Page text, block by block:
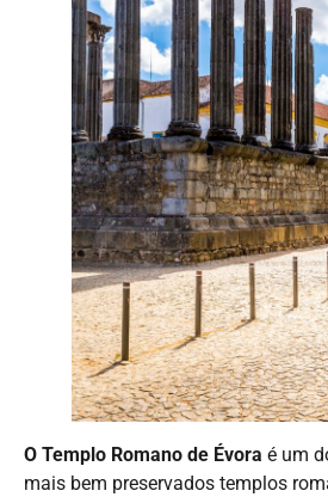
O Templo Romano de Évora é um
mais bem preservados templos